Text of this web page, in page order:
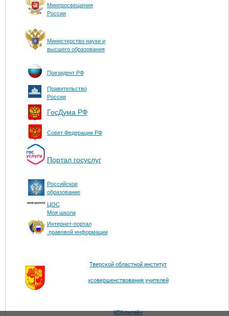
Минпросвещения
России
Министерство науки и
высшего образования
Президент РФ
Правительство
России
ГосДума РФ
Совет Федерации РФ
Портал госуслуг
Российское
образование
ЦОС
Моя школа
Интернет-портал
правовой информации
Тверской областной институт
усовершенствования учителей
КПК-онлайн